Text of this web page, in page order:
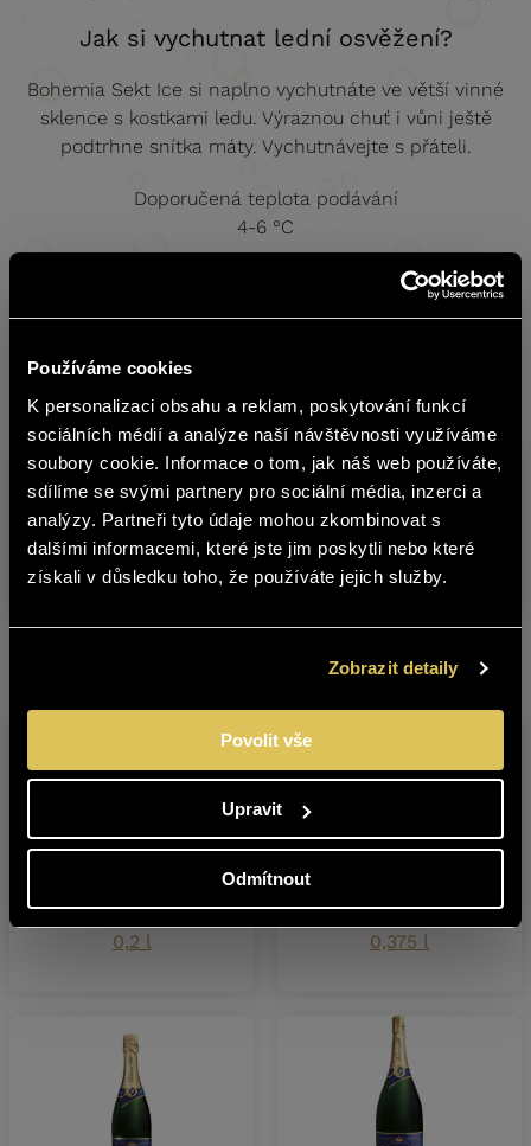
Používáme cookies
K personalizaci obsahu a reklam, poskytování funkcí
sociálních médií a analýze naší návštěvnosti využíváme
soubory cookie. Informace o tom, jak náš web používáte,
sdílíme se svými partnery pro sociální média, inzerci a
analýzy. Partneři tyto údaje mohou zkombinovat s
dalšími informacemi, které jste jim poskytli nebo které
získali v důsledku toho, že používáte jejich služby.
Zobrazit detaily
Povolit vše
Upravit
Odmítnout
Jak si vychutnat lední osvěžení?
Bohemia Sekt Ice si naplno vychutnáte ve větší vinné
sklence s kostkami ledu. Výraznou chuť i vůni ještě
podtrhne snítka máty. Vychutnávejte s přáteli.
Doporučená teplota podávání
4-6 °C
Cukr (g/l) Alkohol (% obj.)
Kyseliny (g/l)
40
Sklad
č.
BOHEMIA SEKT ICE 0,2 l 5107200
Další produkty z této značky
BOHEMIA SEKT BRUT
0,2 l
BOHEMIA SEKT BRUT
0,375 l
Obsah stránek BOHEMIA SEKT není
vhodný pro osoby mladší 18 let.
Jste starší 18 let?